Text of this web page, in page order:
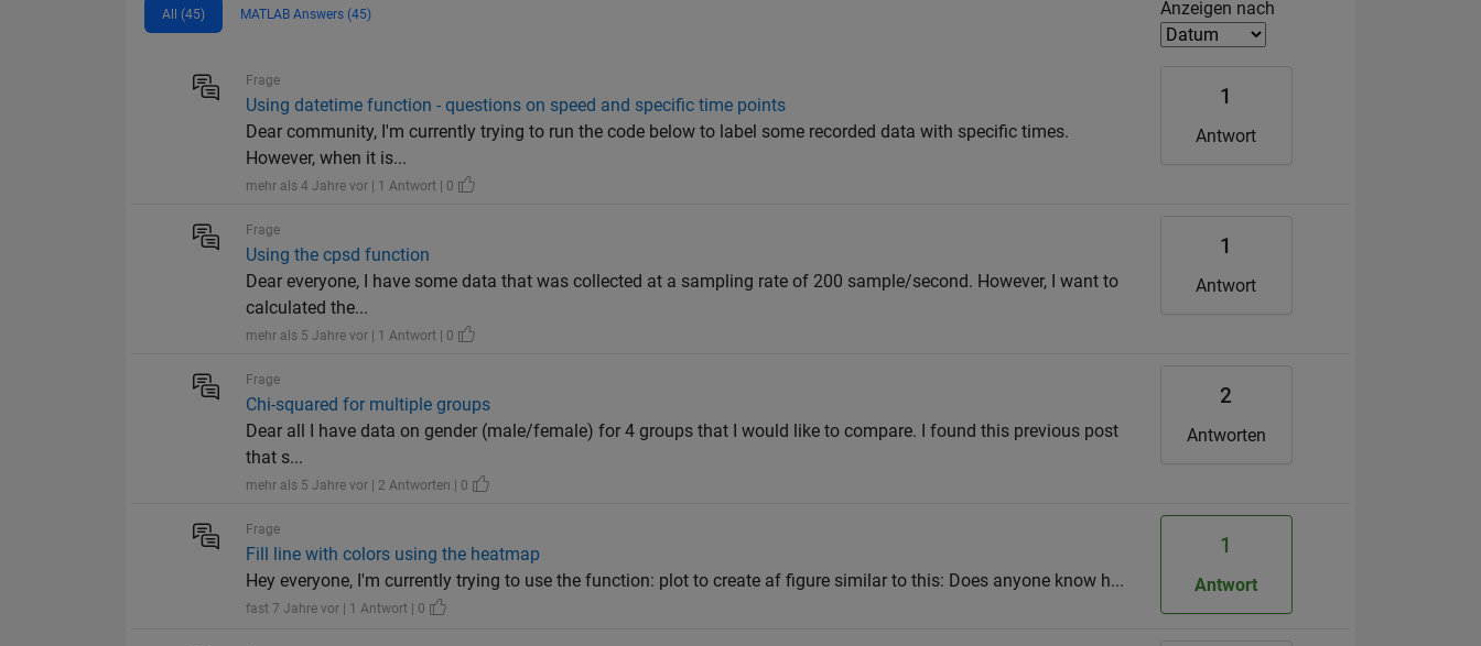
All (45) MATLAB Answers (45) Filter2
Anzeigen nach
Frage
Using datetime function - questions on speed and specific time points
Dear community, I'm currently trying to run the code below to label some recorded data with specific times.
However, when it is...
mehr als 4 Jahre vor | 1 Antwort | 0
1
Antwort
Frage
Using the cpsd function
Dear everyone, I have some data that was collected at a sampling rate of 200 sample/second. However, I want to
calculated the...
mehr als 5 Jahre vor | 1 Antwort | 0
1
Antwort
Frage
Chi-squared for multiple groups
Dear all I have data on gender (male/female) for 4 groups that I would like to compare. I found this previous post
that s...
mehr als 5 Jahre vor | 2 Antworten | 0
2
Antworten
Frage
Fill line with colors using the heatmap
Hey everyone, I'm currently trying to use the function: plot to create af figure similar to this: Does anyone know h...
fast 7 Jahre vor | 1 Antwort | 0
1
Antwort